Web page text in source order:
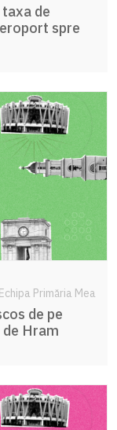
de
spre
Echipa Primăria Mea
de pe
Hram